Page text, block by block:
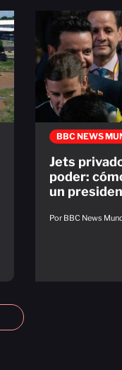
BBC NEWS
Jets
poder:
un
Por BBC News